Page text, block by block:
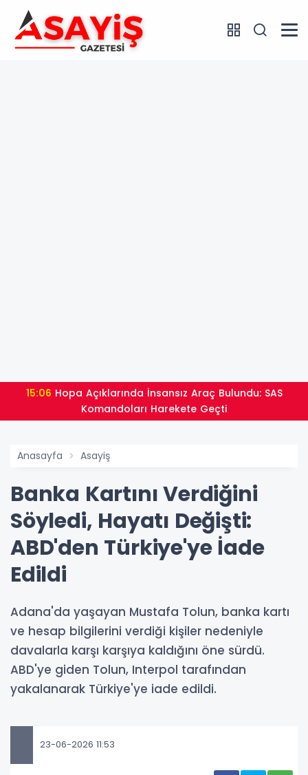
15:06
Komandoları Harekete Geçti
Anasayfa Asayiş
Banka Kartını Verdiğini
Söyledi, Hayatı Değişti:
ABD'den Türkiye'ye İade
Edildi
Adana'da yaşayan Mustafa Tolun, banka kartı
ve hesap bilgilerini verdiği kişiler nedeniyle
davalarla karşı karşıya kaldığını öne sürdü.
ABD'ye giden Tolun, Interpol tarafından
yakalanarak Türkiye'ye iade edildi.
23-06-2026 11:53